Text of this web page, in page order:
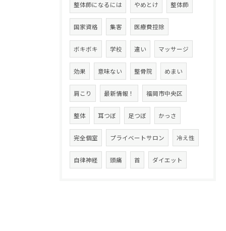
整体師になるには やめとけ 整体師
国家資格 集客 医療費控除
ボキボキ 学校 違い マッサージ
効果 意味ない 整骨院 めまい
肩こり 最新情報！ 福岡市中央区
整体 耳つぼ 足つぼ かっさ
完全個室 プライベートサロン 冷え性
自律神経 頭痛 首 ダイエット